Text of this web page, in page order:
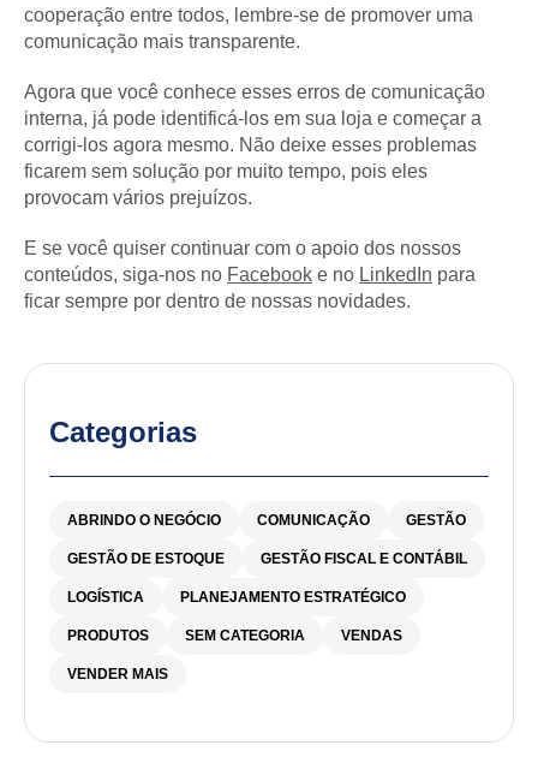
cooperação entre todos, lembre-se de promover uma
comunicação mais transparente.
Agora que você conhece esses erros de comunicação
interna, já pode identificá-los em sua loja e começar a
corrigi-los agora mesmo. Não deixe esses problemas
ficarem sem solução por muito tempo, pois eles
provocam vários prejuízos.
E se você quiser continuar com o apoio dos nossos
conteúdos, siga-nos no Facebook e no LinkedIn para
ficar sempre por dentro de nossas novidades.
Categorias
ABRINDO O NEGÓCIO COMUNICAÇÃO GESTÃO
GESTÃO DE ESTOQUE GESTÃO FISCAL E CONTÁBIL
LOGÍSTICA PLANEJAMENTO ESTRATÉGICO
PRODUTOS SEM CATEGORIA VENDAS
VENDER MAIS